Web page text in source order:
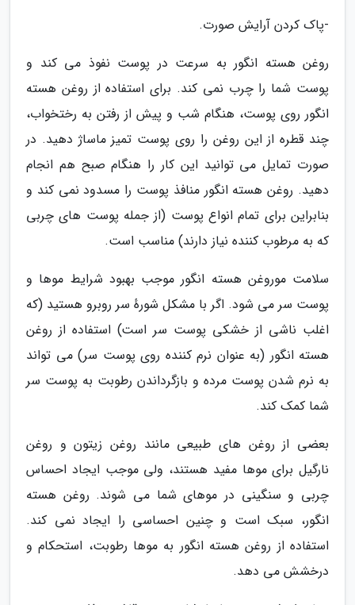
-پاک کردن آرایش صورت.
روغن هسته انگور به سرعت در پوست نفوذ می کند و
پوست شما را چرب نمی کند. برای استفاده از روغن هسته
انگور روی پوست، هنگام شب و پیش از رفتن به رختخواب،
چند قطره از این روغن را روی پوست تمیز ماساژ دهید. در
صورت تمایل می توانید این کار را هنگام صبح هم انجام
دهید. روغن هسته انگور منافذ پوست را مسدود نمی کند و
بنابراین برای تمام انواع پوست (از جمله پوست های چربی
که به مرطوب کننده نیاز دارند) مناسب است.
سلامت موروغن هسته انگور موجب بهبود شرایط موها و
پوست سر می شود. اگر با مشکل شورهٔ سر روبرو هستید (که
اغلب ناشی از خشکی پوست سر است) استفاده از روغن
هسته انگور (به عنوان نرم کننده روی پوست سر) می تواند
به نرم شدن پوست مرده و بازگرداندن رطوبت به پوست سر
شما کمک کند.
بعضی از روغن های طبیعی مانند روغن زیتون و روغن
نارگیل برای موها مفید هستند، ولی موجب ایجاد احساس
چربی و سنگینی در موهای شما می شوند. روغن هسته
انگور، سبک است و چنین احساسی را ایجاد نمی کند.
استفاده از روغن هسته انگور به موها رطوبت، استحکام و
درخشش می دهد.